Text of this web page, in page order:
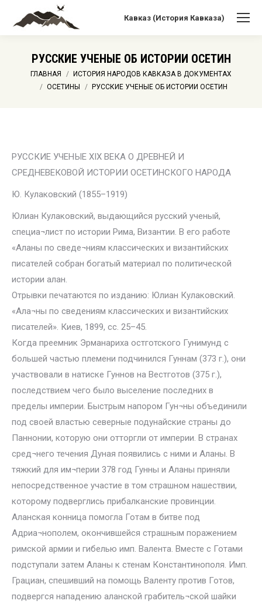
Кавказ (История Кавказа)
РУССКИЕ УЧЕНЫЕ ОБ ИСТОРИИ ОСЕТИН
Вы здесь:
ГЛАВНАЯ
ИСТОРИЯ НАРОДОВ КАВКАЗА В ДОКУМЕНТАХ
ОСЕТИНЫ
РУССКИЕ УЧЕНЫЕ ОБ ИСТОРИИ ОСЕТИН
РУССКИЕ УЧЕНЫЕ XIX ВЕКА О ДРЕВНЕЙ И
СРЕДНЕВЕКОВОЙ ИСТОРИИ ОСЕТИНСКОГО НАРОДА
Ю. Кулаковский (1855–1919)
Юлиан Кулаковский, выдающийся русский ученый,
специа¬лист по истории Рима, Византии. В его работе
«Аланы по сведе¬ниям классических и византийских
писателей собран богатый материал по политической
истории алан.
Отрывки печатаются по изданию: Юлиан Кулаковский.
«Ала¬ны по сведениям классических и византийских
писателей». Киев, 1899, сс. 25–45.
Когда преемник Эрманариха остготского Гунимунд с
большей частью племени подчинился Гуннам (373 г.), они
участвовали в натиске Гуннов на Вестготов (375 г.),
последствием чего было выселение последних в
пределы империи. Быстрым напором Гун¬ны объединили
под своей властью северные подунайские страны до
Паннонии, которую они отторгли от империи. В странах
сред¬него течения Дуная появились с ними и Аланы. В
тяжкий для им¬перии 378 год Гунны и Аланы приняли
непосредственное участие в том страшном нашествии,
которому подверглись прибалканские провинции.
Аланская конница помогла Готам в битве под
Адриа¬нополем, окончившейся страшным поражением
римской армии и гибелью имп. Валента. Вместе с Готами
подступали затем Аланы к стенам Константинополя. Имп.
Грациан, спешивший на помощь Валенту против Готов,
подвергся нападению аланской грабитель¬ской шайки